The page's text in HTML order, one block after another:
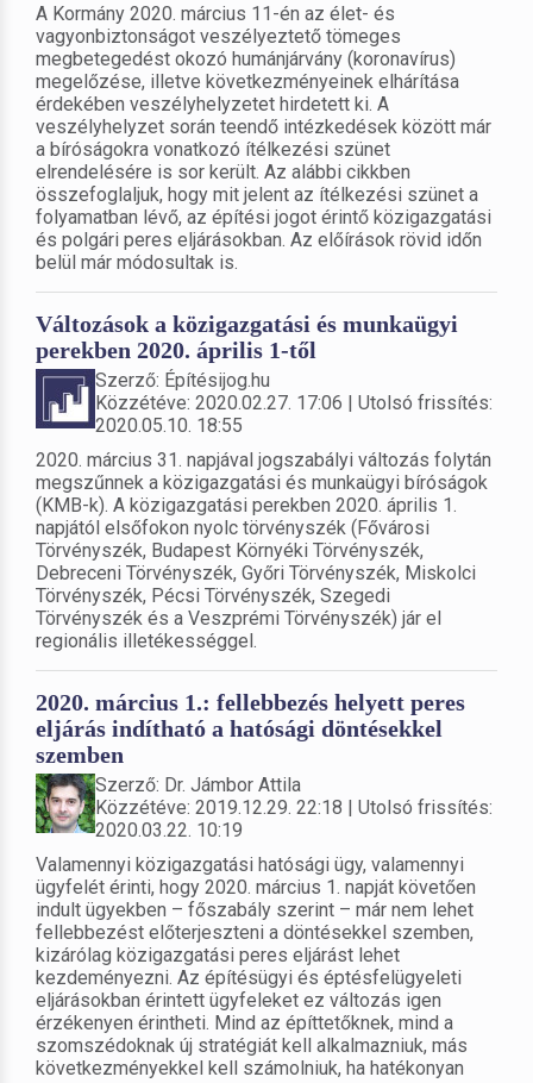
A Kormány 2020. március 11-én az élet- és
vagyonbiztonságot veszélyeztető tömeges
megbetegedést okozó humánjárvány (koronavírus)
megelőzése, illetve következményeinek elhárítása
érdekében veszélyhelyzetet hirdetett ki. A
veszélyhelyzet során teendő intézkedések között már
a bíróságokra vonatkozó ítélkezési szünet
elrendelésére is sor került. Az alábbi cikkben
összefoglaljuk, hogy mit jelent az ítélkezési szünet a
folyamatban lévő, az építési jogot érintő közigazgatási
és polgári peres eljárásokban. Az előírások rövid időn
belül már módosultak is.
Változások a közigazgatási és munkaügyi
perekben 2020. április 1-től
Szerző: Építésijog.hu
Közzétéve: 2020.02.27. 17:06 | Utolsó frissítés:
2020.05.10. 18:55
2020. március 31. napjával jogszabályi változás folytán
megszűnnek a közigazgatási és munkaügyi bíróságok
(KMB-k). A közigazgatási perekben 2020. április 1.
napjától elsőfokon nyolc törvényszék (Fővárosi
Törvényszék, Budapest Környéki Törvényszék,
Debreceni Törvényszék, Győri Törvényszék, Miskolci
Törvényszék, Pécsi Törvényszék, Szegedi
Törvényszék és a Veszprémi Törvényszék) jár el
regionális illetékességgel.
2020. március 1.: fellebbezés helyett peres
eljárás indítható a hatósági döntésekkel
szemben
Szerző: Dr. Jámbor Attila
Közzétéve: 2019.12.29. 22:18 | Utolsó frissítés:
2020.03.22. 10:19
Valamennyi közigazgatási hatósági ügy, valamennyi
ügyfelét érinti, hogy 2020. március 1. napját követően
indult ügyekben – főszabály szerint – már nem lehet
fellebbezést előterjeszteni a döntésekkel szemben,
kizárólag közigazgatási peres eljárást lehet
kezdeményezni. Az építésügyi és éptésfelügyeleti
eljárásokban érintett ügyfeleket ez változás igen
érzékenyen érintheti. Mind az építtetőknek, mind a
szomszédoknak új stratégiát kell alkalmazniuk, más
következményekkel kell számolniuk, ha hatékonyan